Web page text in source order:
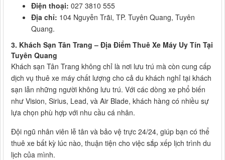
Điện thoại: 027 3810 555
Địa chỉ: 104 Nguyễn Trãi, TP. Tuyên Quang, Tuyên
Quang.
3. Khách Sạn Tân Trang – Địa Điểm Thuê Xe Máy Uy Tín Tại
Tuyên Quang
Khách sạn Tân Trang không chỉ là nơi lưu trú mà còn cung cấp
dịch vụ thuê xe máy chất lượng cho cả du khách nghỉ tại khách
sạn lẫn những người không lưu trú. Với các dòng xe phổ biến
như Vision, Sirius, Lead, và Air Blade, khách hàng có nhiều sự
lựa chọn phù hợp với nhu cầu cá nhân.
Đội ngũ nhân viên lễ tân và bảo vệ trực 24/24, giúp bạn có thể
thuê xe bất kỳ lúc nào, thuận tiện cho việc sắp xếp lịch trình du
lịch của mình.